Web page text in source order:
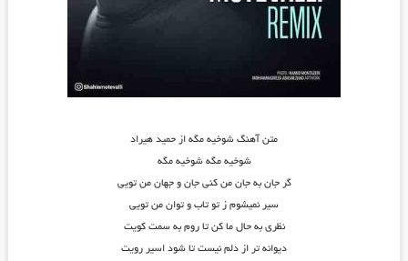
متن آهنگ شوخیه مگه از حمید هیراد
شوخیه مگه شوخیه مگه
گر جان به جان من کنی جان و جهان من تویی
سیر نمیشوم ز تو تاب و توان من تویی
نظری به حال ما کن تا روم به سمت کویت
دیوانه تر از دلم نیست تا شود اسیر رویت